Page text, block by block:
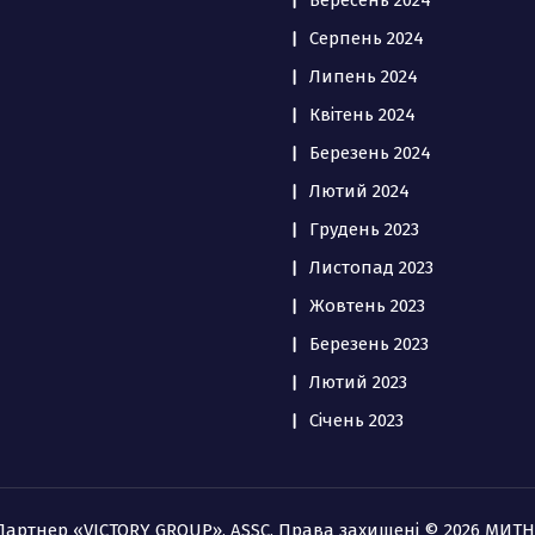
Серпень 2024
Липень 2024
Квітень 2024
Березень 2024
Лютий 2024
Грудень 2023
Листопад 2023
Жовтень 2023
Березень 2023
Лютий 2023
Січень 2023
«VICTORY GROUP», ASSC. Права захищені © 2026